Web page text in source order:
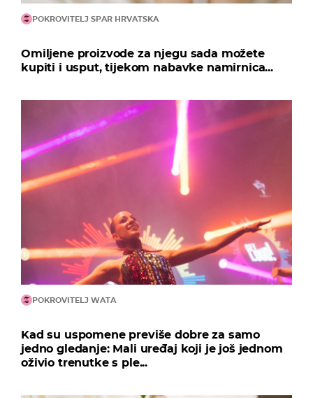
POKROVITELJ SPAR HRVATSKA
Omiljene proizvode za njegu sada možete
kupiti i usput, tijekom nabavke namirnica...
POKROVITELJ WATA
Kad su uspomene previše dobre za samo
jedno gledanje: Mali uređaj koji je još jednom
oživio trenutke s ple...